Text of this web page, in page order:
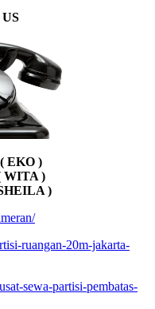
EKO )
WITA )
)
ruangan-20m-jakarta-
sewa-partisi-pembatas-